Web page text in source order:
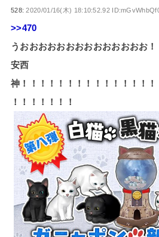
528:2020/01/16(木) 18:10:52.92
>>470
うおおおおおおおおおおおおおお！
安西
神！！！！！！！！！！！！！！！
！！！！！！！